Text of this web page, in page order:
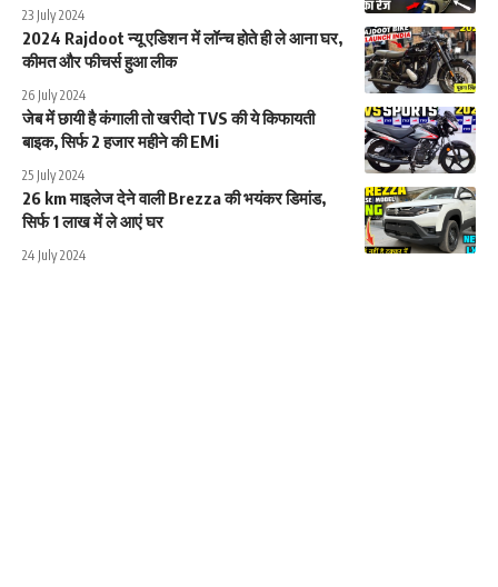
23 July 2024
2024 Rajdoot न्यू एडिशन में लॉन्च होते ही ले आना घर,
कीमत और फीचर्स हुआ लीक
26 July 2024
जेब में छायी है कंगाली तो खरीदो TVS की ये किफायती
बाइक, सिर्फ 2 हजार महीने की EMi
25 July 2024
26 km माइलेज देने वाली Brezza की भयंकर डिमांड,
सिर्फ 1 लाख में ले आएं घर
24 July 2024